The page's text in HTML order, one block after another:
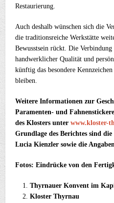
Restaurierung.
Auch deshalb wünschen sich die
die traditionsreiche Werkstätte
Bewusstsein rückt. Die
handwerklicher Qualität und
künftig das besondere
bleiben.
Weitere Informationen zur
Paramenten- und
des Klosters unterwww.kloster-
Grundlage des Berichtes sind
Lucia Kienzler sowie die
Fotos: Eindrücke von den
Thyrnauer Konvent im
Kloster Thyrnau